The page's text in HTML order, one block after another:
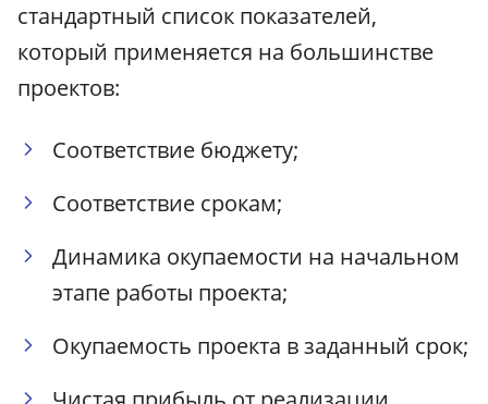
стандартный список показателей,
который применяется на большинстве
проектов:
Соответствие бюджету;
Соответствие срокам;
Динамика окупаемости на начальном
этапе работы проекта;
Окупаемость проекта в заданный срок;